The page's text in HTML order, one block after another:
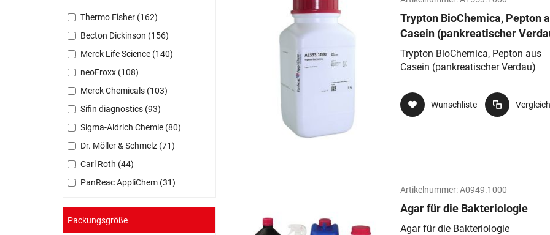
Thermo Fisher 162
Becton Dickinson
156
Merck Life Science 140
neoFroxx 108
Merck Chemicals 103
Sifin diagnostics 93
Sigma-Aldrich Chemie 80
Dr. Möller & Schmelz 71
Carl Roth 44
PanReac AppliChem 31
Packungsgröße
Trypton BioChemica, Pepton
Casein (pankreatischer
Trypton BioChemica, Pepton aus
Casein (pankreatischer Verdau)
Wunschliste
Artikelnummer:A0949.1000
Agar für die Bakteriologie
Agar für die Bakteriologie